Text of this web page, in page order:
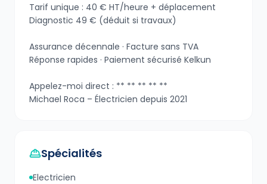
Tarif unique : 40 € HT/heure + déplacement
Diagnostic 49 € (déduit si travaux)
Assurance décennale · Facture sans TVA
Réponse rapides · Paiement sécurisé Kelkun
Appelez-moi direct : ** ** ** ** **
Michael Roca – Électricien depuis 2021
Spécialités
Electricien